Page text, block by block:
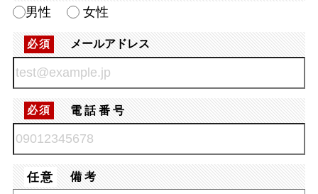
男性 女性
必須 メールアドレス
必須 電話番号
任意 備考